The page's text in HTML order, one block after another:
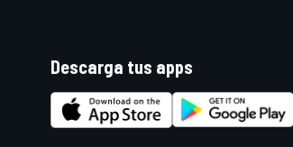
Descarga tus apps